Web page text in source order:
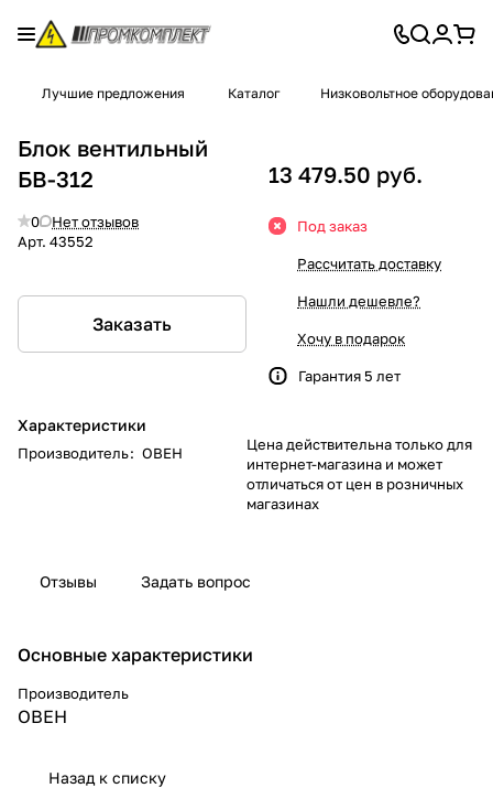
Лучшие предложения Каталог Низковольтное
Блок вентильный
БВ-312
0
Нет отзывов
Арт. 43552
Заказать
Характеристики
Производитель: ОВЕН
13 479.50 руб.
Под заказ
Рассчитать доставку
Нашли дешевле?
Хочу в подарок
Гарантия 5 лет
Цена действительна только для
интернет-магазина и может
отличаться от цен в розничных
магазинах
Отзывы Задать вопрос
Основные характеристики
Производитель
ОВЕН
Назад к списку